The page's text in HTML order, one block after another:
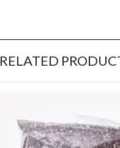
RELATED